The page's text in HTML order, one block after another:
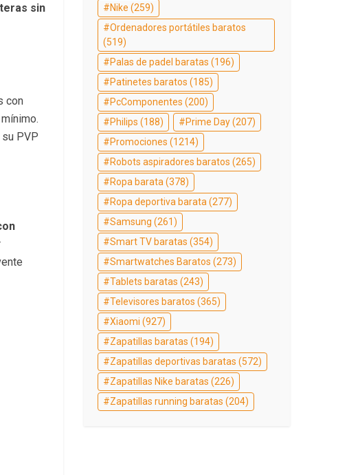
sin
con
PVP
Nike (259)
Ordenadores portátiles baratos
(519)
Palas de padel baratas (196)
Patinetes baratos (185)
PcComponentes (200)
Philips (188) Prime Day(207)
Promociones (1214)
Robots aspiradores baratos (265)
Ropa barata (378)
Ropa deportiva barata (277)
Samsung (261)
Smart TV baratas (354)
Smartwatches Baratos (273)
Tablets baratas (243)
Televisores baratos (365)
Xiaomi (927)
Zapatillas baratas (194)
Zapatillas deportivas baratas (572)
Zapatillas Nike baratas (226)
Zapatillas running baratas (204)